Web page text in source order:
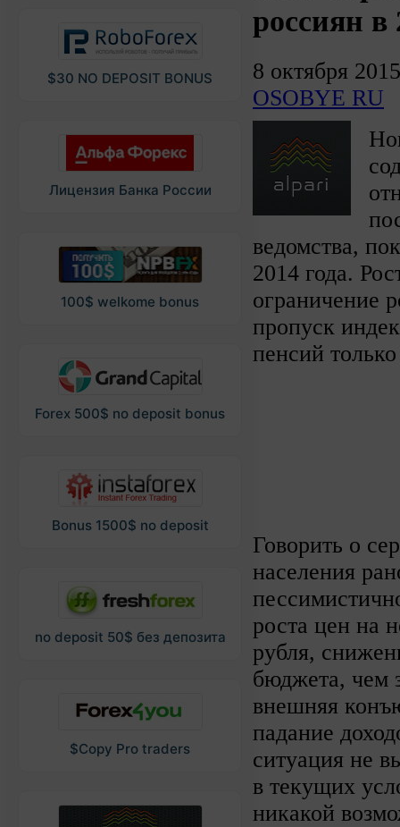
$30 NO DEPOSIT BONUS
Лицензия Банка России
100$ welkome bonus
Forex 500$ no deposit bonus
Bonus 1500$ no deposit
no deposit 50$ без депозита
$Copy Pro traders
россиян в
8 октября
OSOBYE RU
ведомства,
2014 года.
ограничение
пропуск
пенсий
Говорить о
населения
роста цен на
рубля,
бюджета, чем
внешняя
падание
ситуация не
в текущих
никакой